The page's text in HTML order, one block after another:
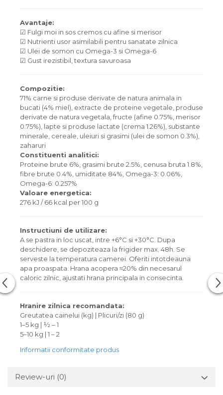
Avantaje:
☑ Fulgi moi in sos cremos cu afine si merisor
☑ Nutrienti usor asimilabili pentru sanatate zilnica
☑ Ulei de somon cu Omega-3 si Omega-6
☑ Gust irezistibil, textura savuroasa
Compozitie:
71% carne si produse derivate de natura animala in
bucati (4% miel), extracte de proteine vegetale, produse
derivate de natura vegetala, fructe (afine 0.75%, merisor
0.75%), lapte si produse lactate (crema 1.26%), substante
minerale, cereale, uleiuri si grasimi (ulei de somon 0.3%),
zaharuri
Constituenti analitici:
Proteine brute 6%, grasimi brute 2.5%, cenusa bruta 1.8%,
fibre brute 0.4%, umiditate 84%, Omega-3: 0.06%,
Omega-6: 0.257%
Valoare energetica:
276 kJ / 66 kcal per 100 g
Instructiuni de utilizare:
A se pastra in loc uscat, intre +6°C si +30°C. Dupa
deschidere, se depoziteaza la frigider max. 48h. Se
serveste la temperatura camerei. Oferiti intotdeauna
apa proaspata. Hrana acopera ≈20% din necesarul
caloric zilnic, ajustati hrana principala in consecinta.
Hranire zilnica recomandata:
Greutatea cainelui (kg) | Plicuri/zi (80 g)
1–5 kg | ½ – 1
5–10 kg | 1 – 2
Informatii conformitate produs
Review-uri (0)